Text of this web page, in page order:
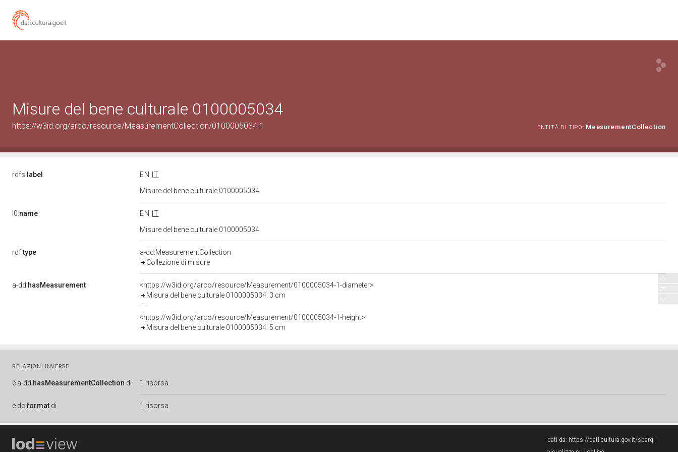
Misure del bene culturale 0100005034
https://w3id.org/arco/resource/MeasurementCollection/0100005034-1 ENTITÀ DI TIPO: MeasurementCollection
rdfs: label EN
IT
Misure del bene culturale 0100005034
l0:name EN
IT
Misure del bene culturale 0100005034
rdf:type
a-dd:MeasurementCollection
Collezione di misure
a-dd:hasMeasurement
<https://w3id.org/arco/resource/Measurement/0100005034-1-diameter>
Misura del bene culturale 0100005034: 3 cm
<https://w3id.org/arco/resource/Measurement/0100005034-1-height>
Misura del bene culturale 0100005034: 5 cm
RELAZIONI INVERSE
è a-dd:hasMeasurementCollection di 1 risorsa
è dc:format di 1 risorsa
dati da: https://dati.cultura.gov.it/sparql